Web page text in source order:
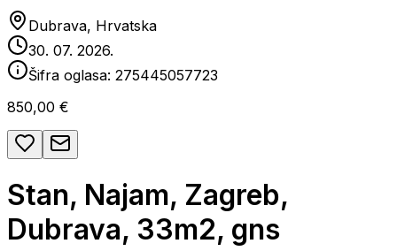
Dubrava, Hrvatska
30. 07. 2026.
Šifra oglasa: 275445057723
850,00 €
Stan, Najam, Zagreb,
Dubrava, 33m2, gns